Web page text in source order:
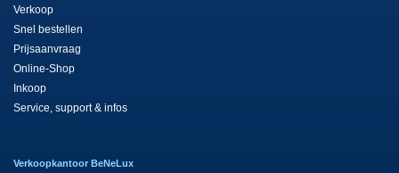
Verkoop
Snel bestellen
Prijsaanvraag
Online-Shop
Inkoop
Service, support & infos
Verkoopkantoor BeNeLux